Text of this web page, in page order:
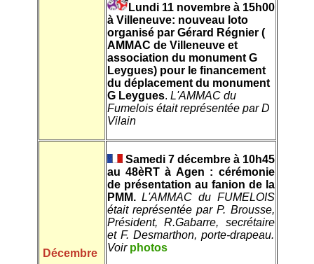
Lundi 11 novembre à 15h00
à Villeneuve: nouveau loto
organisé par Gérard Régnier (
AMMAC de Villeneuve et
association du monument G
Leygues) pour le financement
du déplacement du monument
G Leygues. L'AMMAC du
Fumelois était représentée par D
Vilain
Décembre
Samedi 7 décembre à 10h45
au 48èRT à Agen : cérémonie
de présentation au fanion de la
PMM.L'AMMAC du FUMELOIS
était représentée par P. Brousse,
Président, R.Gabarre, secrétaire
et F. Desmarthon, porte-drapeau.
Voir photos